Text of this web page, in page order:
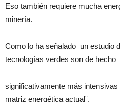
Eso también requiere mucha
minería.
Como lo ha señalado un estudio
tecnologías verdes son de hecho
significativamente más
matriz energética actual¨.